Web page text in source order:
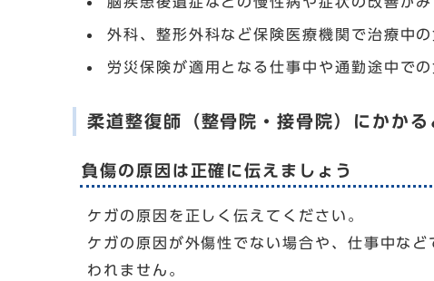
外科、整形外科など保険医療機関で治療中の
労災保険が適用となる仕事中や通勤途中での
柔道整復師（整骨院・接骨院）にかかる
負傷の原因は正確に伝えましょう
ケガの原因を正しく伝えてください。
ケガの原因が外傷性でない場合や、仕事中な
われません。